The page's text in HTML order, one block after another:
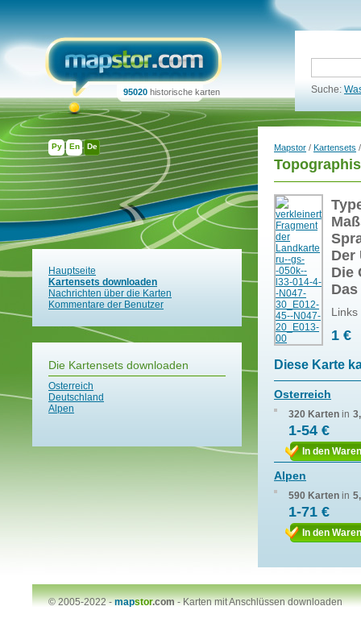
Ру En De
95020 historische karten Suche:
Hauptseite
Kartensets downloaden
Nachrichten über die Karten
Kommentare der Benutzer
Die Kartensets downloaden
Osterreich
Deutschland
Alpen
Mapstor / Kartensets
Der
Die
1 €
Diese Karte
Osterreich
320 Karten in
1-54 €
In den
Alpen
590 Karten in
1-71 €
In den
© 2005-2022 -mapstor.com-Karten mit Anschlüssen downloaden